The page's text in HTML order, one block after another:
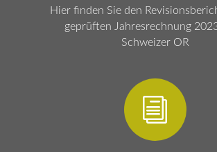
Hier finden Sie den
geprüften Jahresrechnung
Schweizer OR
i